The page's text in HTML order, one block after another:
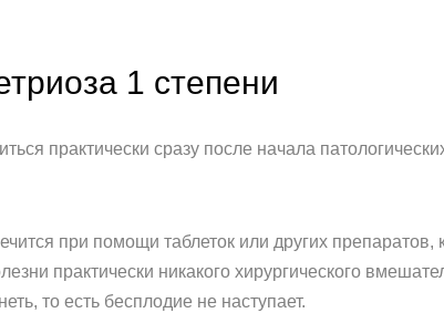
1 степени
практически сразу после начала
при помощи таблеток или других
практически никакого хирургического
то есть бесплодие не наступает.